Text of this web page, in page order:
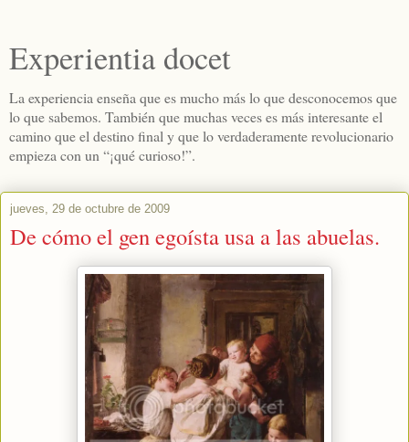
Experientia docet
La experiencia enseña que es mucho más lo que desconocemos que
lo que sabemos. También que muchas veces es más interesante el
camino que el destino final y que lo verdaderamente revolucionario
empieza con un “¡qué curioso!”.
jueves, 29 de octubre de 2009
De cómo el gen egoísta usa a las abuelas.